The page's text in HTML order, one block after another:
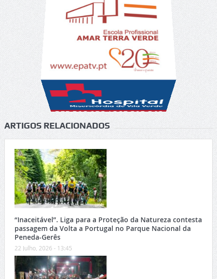
ARTIGOS RELACIONADOS
“Inaceitável”. Liga para a Proteção da Natureza contesta
passagem da Volta a Portugal no Parque Nacional da
Peneda-Gerês
22 Julho, 2026 - 13:45